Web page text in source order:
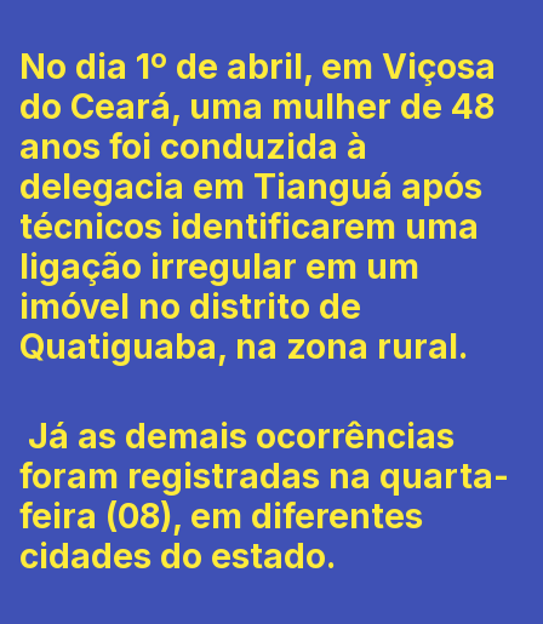
No dia 1º de abril, em Viçosa
do Ceará, uma mulher de 48
anos foi conduzida à
delegacia em Tianguá após
técnicos identificarem uma
ligação irregular em um
imóvel no distrito de
Quatiguaba, na zona rural.
Já as demais ocorrências
foram registradas na quarta-
feira (08), em diferentes
cidades do estado.